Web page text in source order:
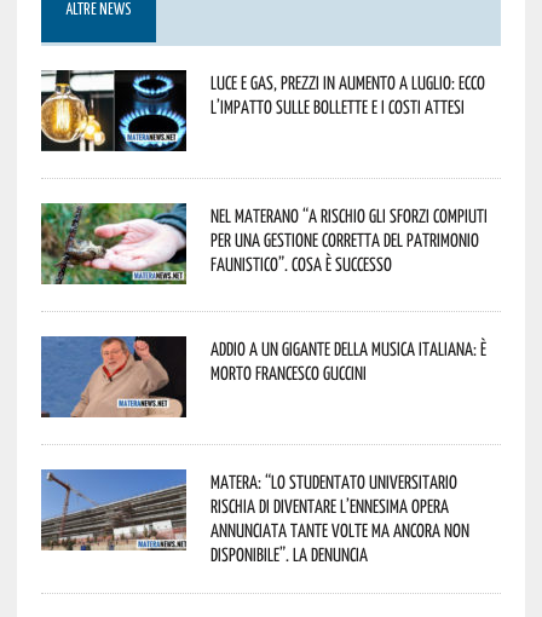
ALTRE NEWS
Luce e gas, prezzi in aumento a luglio: ecco
l’impatto sulle bollette e i costi attesi
Nel materano “a rischio gli sforzi compiuti
per una gestione corretta del patrimonio
faunistico”. Cosa è successo
Addio a un gigante della musica italiana: è
morto Francesco Guccini
Matera: “Lo studentato universitario
rischia di diventare l’ennesima opera
annunciata tante volte ma ancora non
disponibile”. La denuncia